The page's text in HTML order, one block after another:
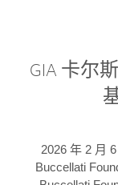
GIA 卡尔
2026 年 2 月
Buccellati